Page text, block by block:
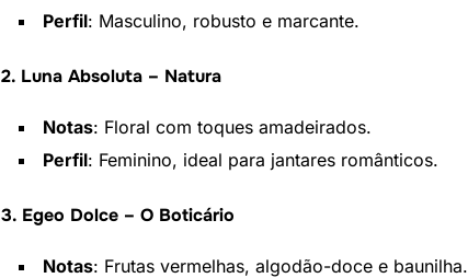
Perfil: Masculino, robusto e marcante.
2. Luna Absoluta – Natura
Notas: Floral com toques amadeirados.
Perfil: Feminino, ideal para jantares românticos.
3. Egeo Dolce – O Boticário
Notas: Frutas vermelhas, algodão-doce e baunilha.